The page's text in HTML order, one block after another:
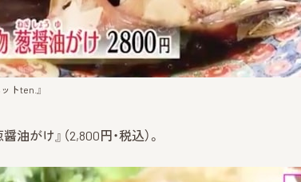
トten.』
がけ』（2,800円・税込）。